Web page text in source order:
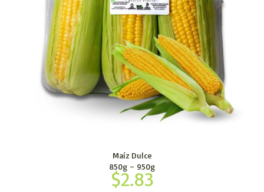
Maíz Dulce
850g – 950g
$2.83